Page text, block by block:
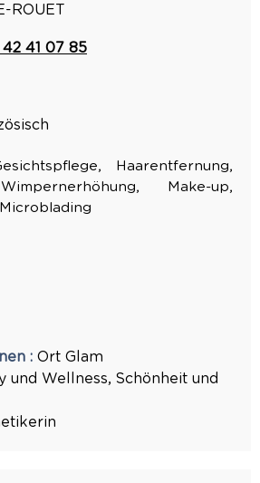
ROUET
41 07 85
Haarentfernung,
Make-up,
: Ort Glam
und Wellness Schönheit und